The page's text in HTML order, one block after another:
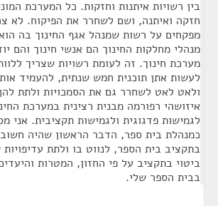
בין רשויות איתנות וחזקות. כל המערכת
מפקחים על רשות שמנהל אגף החינוך בה
מנהלי מחלקות החינוך הם אנשי חינוך והם
מערכת חינוך. זה לעומת רשויות שצריך
לעשות אתן תוכנית חמש שנתית, להעמיד
ולאט לאט לשחרר גם את הסמכויות ולתת
איזושהי רפורמה מבנית רצינית במערכת
לגמישות פדגוגית ולגמישות תקציבית. אני
כמנהלת בית ספר, הדבר הראשון שהיה
בתקציב בית הספר, לנווט בו ולתת עדיפויות
ביטוי בתקציב על פי החזון, המטרות
בבית הספר שלי.